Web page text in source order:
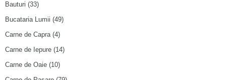
Bauturi (33)
Bucataria Lumii (49)
Carne de Capra(4)
Carne de Iepure (14)
Carne de Oaie (10)